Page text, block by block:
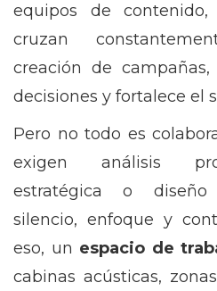
equipos de
cruzan
creación de
decisiones y fortalece el
Pero no todo es
exigen análisis
estratégica o diseño
silencio, enfoque y
eso, un espacio de
cabinas acústicas,